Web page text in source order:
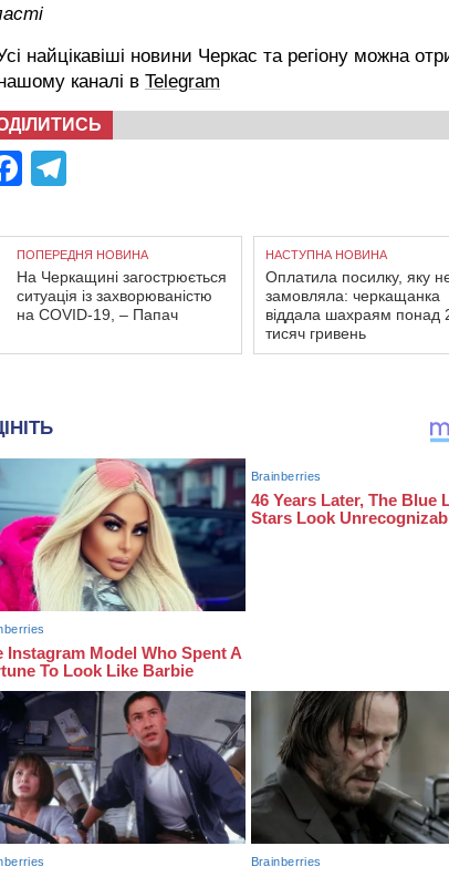
найцікавіші новини Черкас та регіону можна
каналі в Telegram
Facebook
ПОПЕРЕДНЯ НОВИНА
На Черкащині загострюється
ситуація із захворюваністю
на COVID-19, – Папач
НАСТУПНА НОВИНА
Оплатила посилку, яку
замовляла: черкащанка
віддала шахраям понад
тисяч гривень